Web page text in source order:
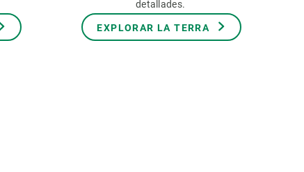
detallades.
EXPLORAR LA TERRA